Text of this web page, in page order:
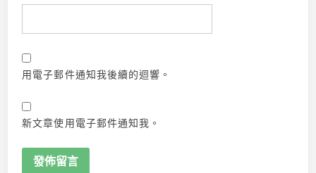
用電子郵件通知我後續的迴響。
新文章使用電子郵件通知我。